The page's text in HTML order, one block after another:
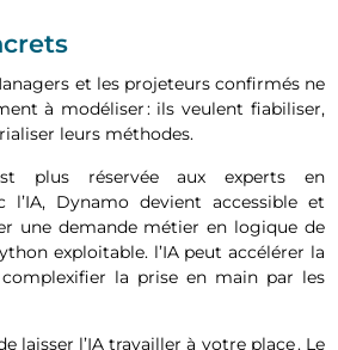
et les projeteurs confirmés ne
à modéliser : ils veulent fiabiliser,
leurs méthodes.
plus réservée aux experts en
l’IA, Dynamo devient accessible et
une demande métier en logique de
exploitable. l’IA peut accélérer la
la prise en main par les
laisser l’IA travailler à votre place . Le